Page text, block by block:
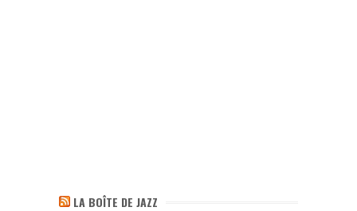
LA BOÎTE DE JAZZ